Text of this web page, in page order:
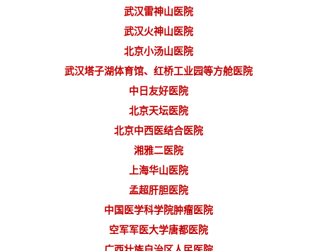
武汉雷神山医院
武汉火神山医院
北京小汤山医院
武汉塔子湖体育馆、红桥工业园等方舱医院
中日友好医院
北京天坛医院
北京中西医结合医院
湘雅二医院
上海华山医院
孟超肝胆医院
中国医学科学院肿瘤医院
空军军医大学唐都医院